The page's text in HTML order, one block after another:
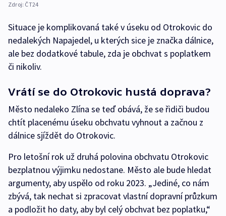
Zdroj: ČT24
Situace je komplikovaná také v úseku od Otrokovic do
nedalekých Napajedel, u kterých sice je značka dálnice,
ale bez dodatkové tabule, zda je obchvat s poplatkem
či nikoliv.
Vrátí se do Otrokovic hustá doprava?
Město nedaleko Zlína se teď obává, že se řidiči budou
chtít placenému úseku obchvatu vyhnout a začnou z
dálnice sjíždět do Otrokovic.
Pro letošní rok už druhá polovina obchvatu Otrokovic
bezplatnou výjimku nedostane. Město ale bude hledat
argumenty, aby uspělo od roku 2023. „Jediné, co nám
zbývá, tak nechat si zpracovat vlastní dopravní průzkum
a podložit ho daty, aby byl celý obchvat bez poplatku,“